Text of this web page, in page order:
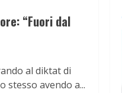
“Fuori dal
al diktat di
stesso avendo a...